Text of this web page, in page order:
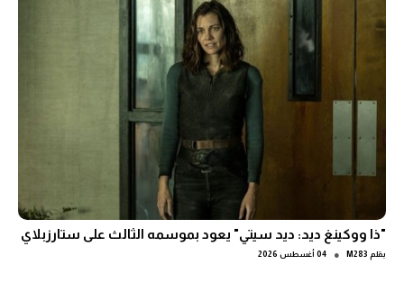
"ذا ووكينغ ديد: ديد سيتي" يعود بموسمه الثالث على ستارزبلاي
بقلم M283
● 04 أغسطس 2026